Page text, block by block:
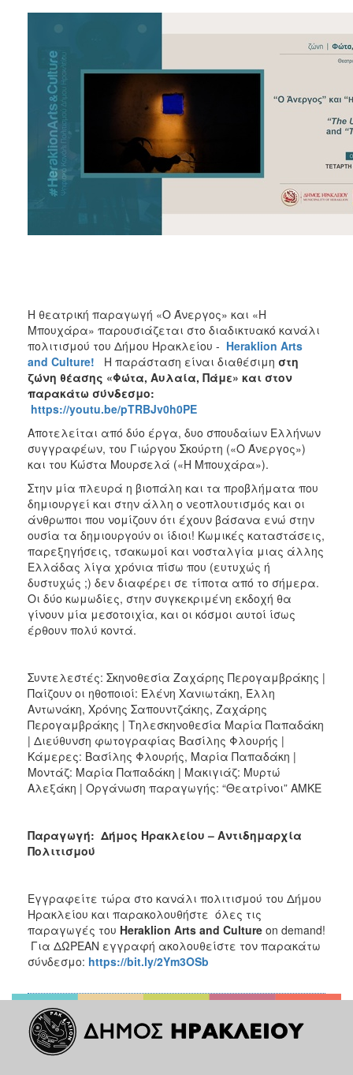
2012
2010
2006
Η θεατρική παραγωγή «Ο Άνεργος» και «Η
Μπουχάρα» παρουσιάζεται στο διαδικτυακό κανάλι
πολιτισμού του Δήμου Ηρακλείου - Heraklion Arts
and Culture! Η παράσταση είναι διαθέσιμη στη
ζώνη θέασης «Φώτα, Αυλαία, Πάμε» και στον
παρακάτω σύνδεσμο:
https://youtu.be/pTRBJv0h0PE
Αποτελείται από δύο έργα, δυο σπουδαίων Ελλήνων
συγγραφέων, του Γιώργου Σκούρτη («Ο Άνεργος»)
και του Κώστα Μουρσελά («Η Μπουχάρα»).
Στην μία πλευρά η βιοπάλη και τα προβλήματα που
δημιουργεί και στην άλλη ο νεοπλουτισμός και οι
άνθρωποι που νομίζουν ότι έχουν βάσανα ενώ στην
ουσία τα δημιουργούν οι ίδιοι! Κωμικές καταστάσεις,
παρεξηγήσεις, τσακωμοί και νοσταλγία μιας άλλης
Ελλάδας λίγα χρόνια πίσω που (ευτυχώς ή
δυστυχώς ;) δεν διαφέρει σε τίποτα από το σήμερα.
Οι δύο κωμωδίες, στην συγκεκριμένη εκδοχή θα
γίνουν μία μεσοτοιχία, και οι κόσμοι αυτοί ίσως
έρθουν πολύ κοντά.
Συντελεστές: Σκηνοθεσία Ζαχάρης Περογαμβράκης |
Παίζουν οι ηθοποιοί: Ελένη Χανιωτάκη, Έλλη
Αντωνάκη, Χρόνης Σαπουντζάκης, Ζαχάρης
Περογαμβράκης | Τηλεσκηνοθεσία Μαρία Παπαδάκη
| Διεύθυνση φωτογραφίας Βασίλης Φλουρής |
Κάμερες: Βασίλης Φλουρής, Μαρία Παπαδάκη |
Μοντάζ: Μαρία Παπαδάκη | Μακιγιάζ: Μυρτώ
Αλεξάκη | Οργάνωση παραγωγής: “Θεατρίνοι” ΑΜΚΕ
Παραγωγή: Δήμος Ηρακλείου – Αντιδημαρχία
Πολιτισμού
Εγγραφείτε τώρα στο κανάλι πολιτισμού του Δήμου
Ηρακλείου και παρακολουθήστε όλες τις
παραγωγές του Heraklion Arts and Culture on demand!
Για ΔΩΡΕΑΝ εγγραφή ακολουθείστε τον παρακάτω
σύνδεσμο: https://bit.ly/2Ym3OSb